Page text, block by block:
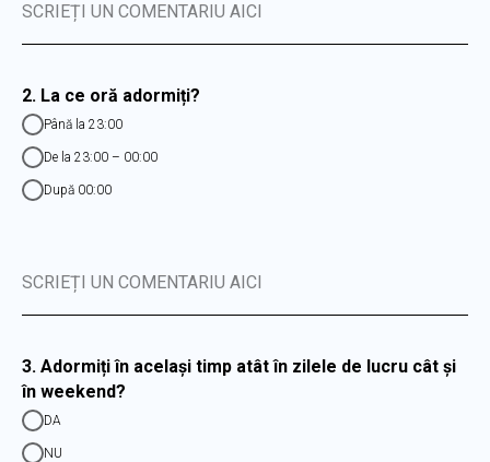
SCRIEȚI UN COMENTARIU AICI
2. La ce oră adormiți?
Până la 23:00
De la 23:00 – 00:00
După 00:00
SCRIEȚI UN COMENTARIU AICI
3. Adormiți în același timp atât în zilele de lucru cât și
în weekend?
DA
NU